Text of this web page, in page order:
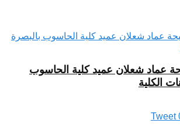
عماد شعلان عميد كلية الحاسوب
الكلية
Tweet